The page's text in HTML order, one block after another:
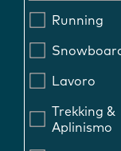
Running
Lavoro
Trekking &
Aplinismo